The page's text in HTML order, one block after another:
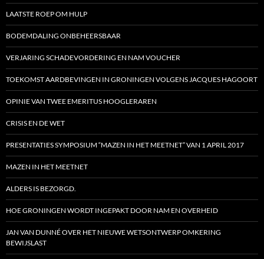
LAATSTE ROEP OM HULP
BODEMDALING ONBEHEERSBAAR
VERJARING SCHADEVORDERING EN NAM VOUCHER
TOEKOMST AARDBEVINGEN IN GRONINGEN VOLGENS JACQUES HAGOORT
OPINIE VAN TWEE EMERITUS HOOGLERAREN
CRISIS EN DE WET
PRESENTATIES SYMPOSIUM “MAZEN IN HET MEETNET” VAN 1 APRIL 2017
MAZEN IN HET MEETNET
ALDERS IS BEZORGD.
HOE GRONINGEN WORDT INGEPAKT DOOR NAM EN OVERHEID
JAN VAN DUNNÉ OVER HET NIEUWE WETSONTWERP OMKERING
BEWIJSLAST